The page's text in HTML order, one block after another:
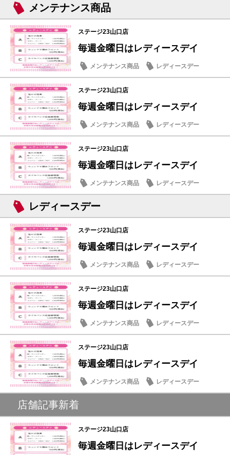
メンテナンス商品
ステージ23山口店
毎週金曜日はレディースデイ
メンテナンス商品 レディースデー
ステージ23山口店
毎週金曜日はレディースデイ
メンテナンス商品 レディースデー
ステージ23山口店
毎週金曜日はレディースデイ
メンテナンス商品 レディースデー
レディースデー
ステージ23山口店
毎週金曜日はレディースデイ
メンテナンス商品 レディースデー
ステージ23山口店
毎週金曜日はレディースデイ
メンテナンス商品 レディースデー
ステージ23山口店
毎週金曜日はレディースデイ
メンテナンス商品 レディースデー
店舗記事新着
ステージ23山口店
毎週金曜日はレディースデイ